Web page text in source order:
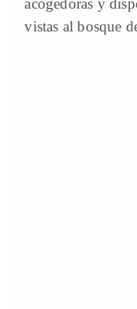
acogedoras y
vistas al bosque